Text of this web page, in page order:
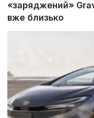
«заряджений»
вже близько